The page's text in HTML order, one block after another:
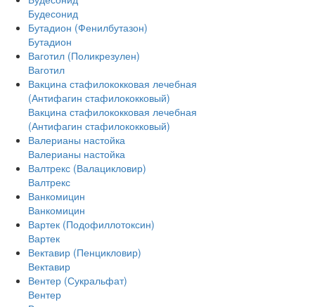
Будесонид
Бутадион (Фенилбутазон)
Бутадион
Ваготил (Поликрезулен)
Ваготил
Вакцина стафилококковая лечебная
(Антифагин стафилококковый)
Вакцина стафилококковая лечебная
(Антифагин стафилококковый)
Валерианы настойка
Валерианы настойка
Валтрекс (Валацикловир)
Валтрекс
Ванкомицин
Ванкомицин
Вартек (Подофиллотоксин)
Вартек
Вектавир (Пенцикловир)
Вектавир
Вентер (Сукральфат)
Вентер